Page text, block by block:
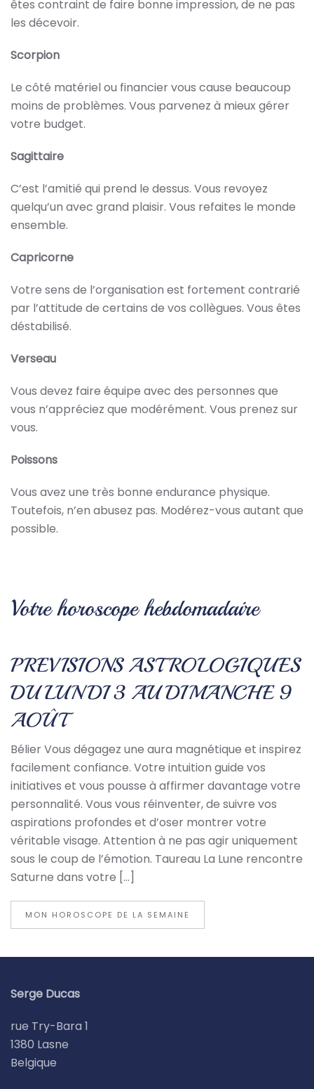
êtes contraint de faire bonne impression, de ne pas
les décevoir.
Scorpion
Le côté matériel ou financier vous cause beaucoup
moins de problèmes. Vous parvenez à mieux gérer
votre budget.
Sagittaire
C’est l’amitié qui prend le dessus. Vous revoyez
quelqu’un avec grand plaisir. Vous refaites le monde
ensemble.
Capricorne
Votre sens de l’organisation est fortement contrarié
par l’attitude de certains de vos collègues. Vous êtes
déstabilisé.
Verseau
Vous devez faire équipe avec des personnes que
vous n’appréciez que modérément. Vous prenez sur
vous.
Poissons
Vous avez une très bonne endurance physique.
Toutefois, n’en abusez pas. Modérez-vous autant que
possible.
Votre horoscope hebdomadaire
PREVISIONS ASTROLOGIQUES
DU LUNDI 3 AU DIMANCHE 9
AOÛT
Bélier Vous dégagez une aura magnétique et inspirez
facilement confiance. Votre intuition guide vos
initiatives et vous pousse à affirmer davantage votre
personnalité. Vous vous réinventer, de suivre vos
aspirations profondes et d’oser montrer votre
véritable visage. Attention à ne pas agir uniquement
sous le coup de l’émotion. Taureau La Lune rencontre
Saturne dans votre […]
MON HOROSCOPE DE LA SEMAINE
Serge Ducas
rue Try-Bara 1
1380 Lasne
Belgique